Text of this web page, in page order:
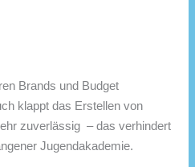
Brands und Budget
klappt das Erstellen von
zuverlässig – das verhindert
Jugendakademie.